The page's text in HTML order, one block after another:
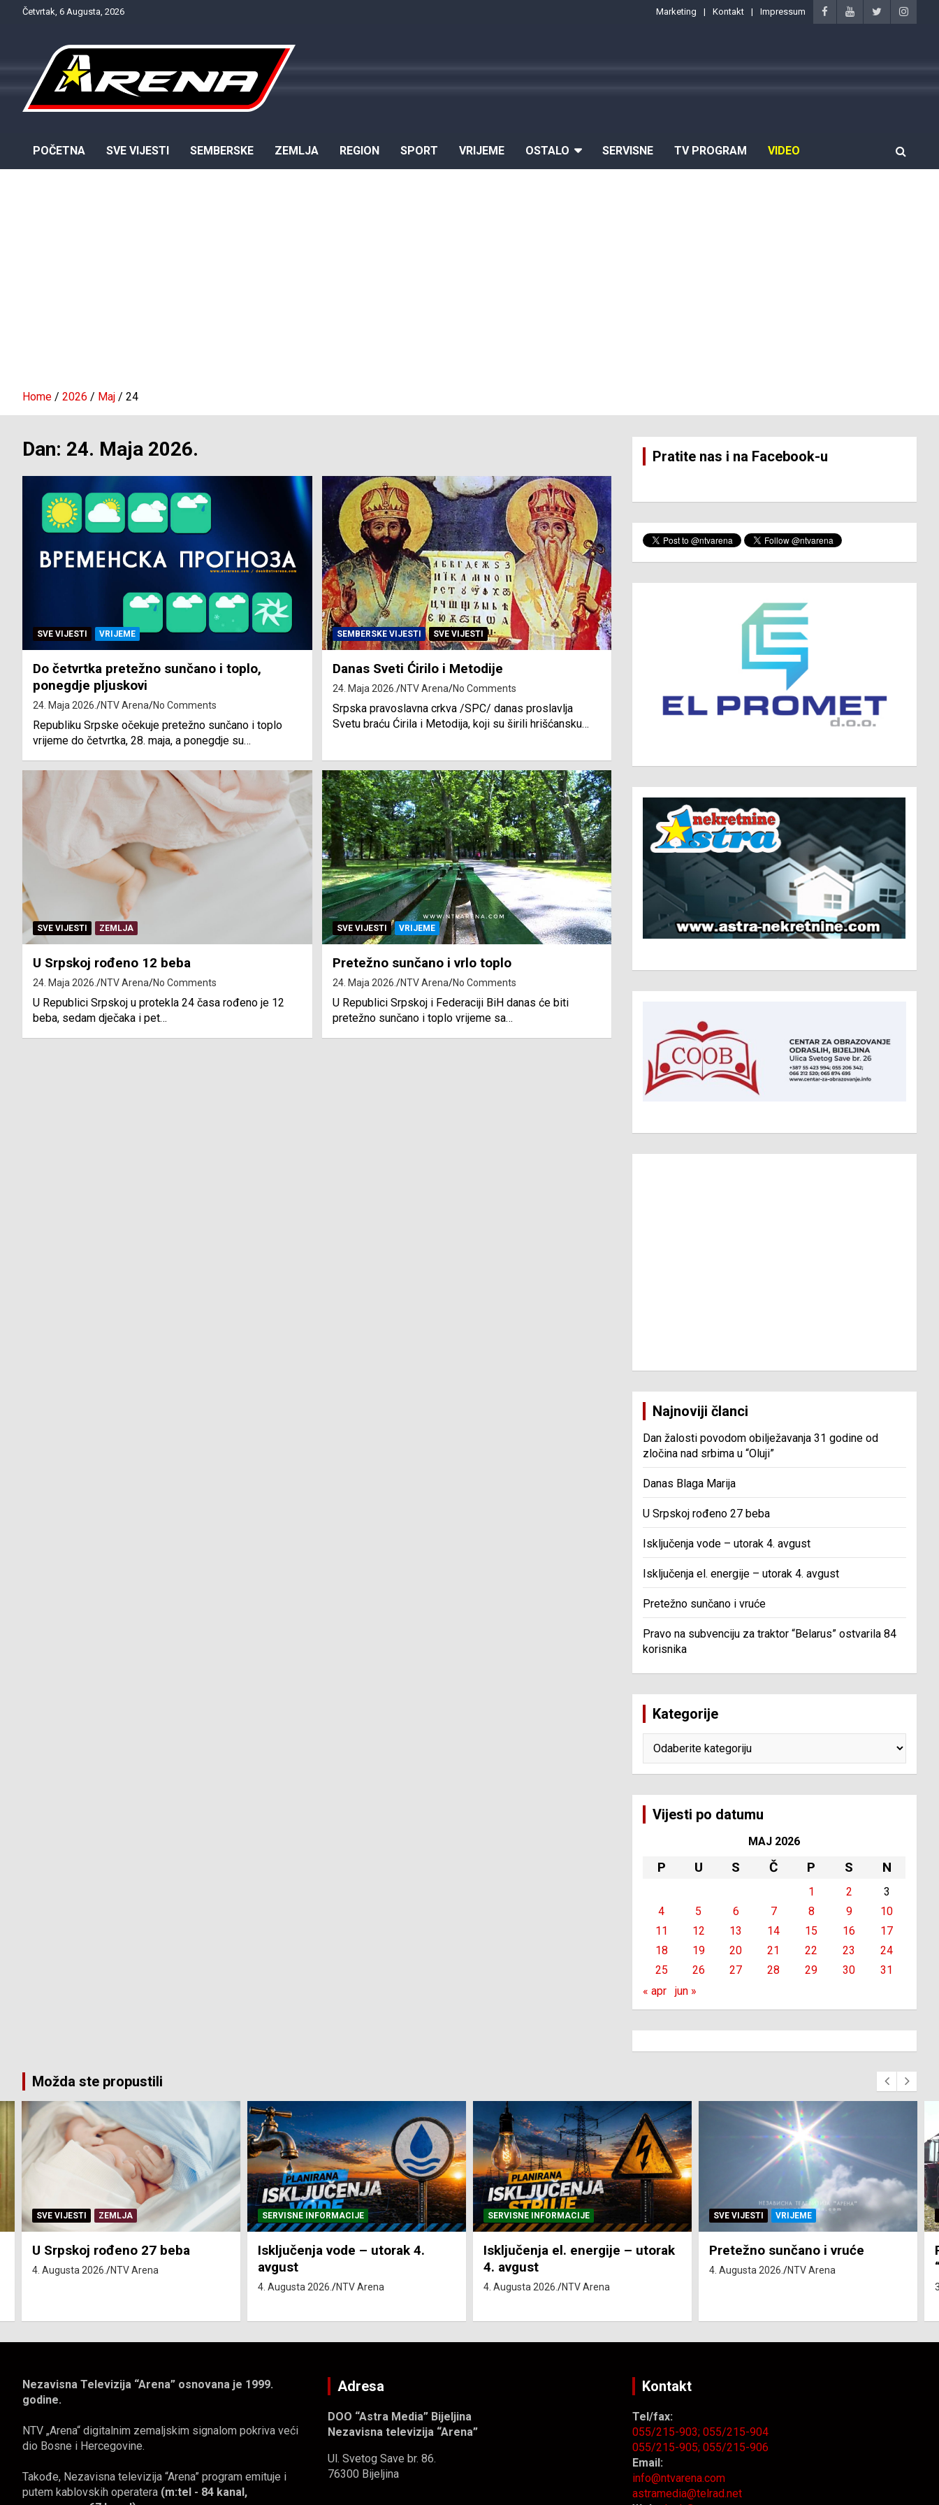
Četvrtak, 6 Augusta, 2026 Marketing Kontakt Impressum
POČETNA SVE VIJESTI SEMBERSKE ZEMLJA REGION SPORT VRIJEME OSTALO SERVISNE TV PROGRAM VIDEO
Home 2026 Maj 24
Dan: 24. Maja 2026.
SVE VIJESTI VRIJEME
Do četvrtka pretežno sunčano i toplo,
ponegdje pljuskovi
24. Maja 2026. NTV Arena No Comments
Republiku Srpske očekuje pretežno sunčano i toplo
vrijeme do četvrtka, 28. maja, a ponegdje su…
SEMBERSKE VIJESTI SVE VIJESTI
Danas Sveti Ćirilo i Metodije
24. Maja 2026. NTV Arena No Comments
Srpska pravoslavna crkva /SPC/ danas proslavlja
Svetu braću Ćirila i Metodija, koji su širili hrišćansku…
SVE VIJESTI ZEMLJA
U Srpskoj rođeno 12 beba
24. Maja 2026. NTV Arena No Comments
U Republici Srpskoj u protekla 24 časa rođeno je 12
beba, sedam dječaka i pet…
SVE VIJESTI VRIJEME
Pretežno sunčano i vrlo toplo
24. Maja 2026. NTV Arena No Comments
U Republici Srpskoj i Federaciji BiH danas će biti
pretežno sunčano i toplo vrijeme sa…
Pratite nas i na Facebook-u
Najnoviji članci
Dan žalosti povodom obilježavanja 31 godine od
zločina nad srbima u “Oluji”
Danas Blaga Marija
U Srpskoj rođeno 27 beba
Isključenja vode – utorak 4. avgust
Isključenja el. energije – utorak 4. avgust
Pretežno sunčano i vruće
Pravo na subvenciju za traktor “Belarus” ostvarila 84
korisnika
Kategorije
Vijesti po datumu
MAJ 2026
P U S Č P S N
1 2
3
4
5 6 7 8 9
10
11
12 13 14 15 16
17
18
19 20 21 22 23
24
25
26 27 28 29 30
31
« apr
jun »
Možda ste propustili
SERVISNE INFORMACIJE
Isključenja vode – utorak 4.
avgust
SERVISNE INFORMACIJE
Isključenja el. energije – utorak
4. avgust
4. Augusta 2026. NTV Arena
SVE VIJESTI VRIJEME
Pretežno sunčano i vruće
4. Augusta 2026.
SVE VIJESTI ZEMLJA
Pravo na subvenciju za traktor
“Belarus” ostvarila 84 korisnika
Nezavisna Televizija “Arena” osnovana je 1999.
godine.
NTV „Arena“ digitalnim zemaljskim signalom pokriva veći
dio Bosne i Hercegovine.
Takođe, Nezavisna televizija “Arena” program emituje i
putem kablovskih operatera (m:tel - 84 kanal,
Adresa
DOO “Astra Media” Bijeljina
Nezavisna televizija “Arena”
Ul. Svetog Save br. 86.
76300 Bijeljina
Kontakt
Tel/fax:
055/215-903;055/215-904
055/215-905;055/215-906
Email:
info@ntvarena.com
astramedia@telrad.net